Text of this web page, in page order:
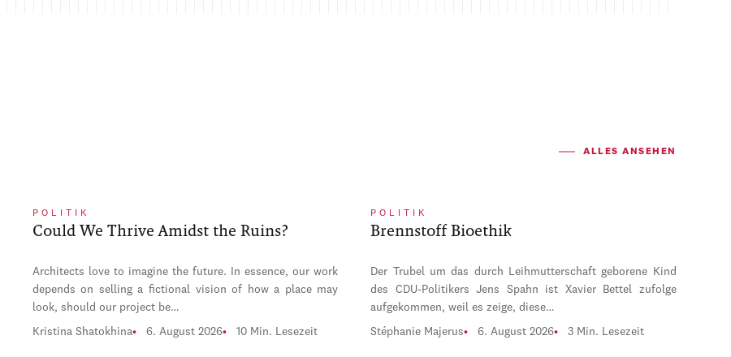
ALLES ANSEHEN
POLITIK
Could We Thrive Amidst the Ruins?
Architects love to imagine the future. In essence, our work
depends on selling a fictional vision of how a place may
look, should our project be…
Kristina Shatokhina 6. August 2026 10 Min. Lesezeit
POLITIK
Brennstoff Bioethik
Der Trubel um das durch Leihmutterschaft geborene Kind
des CDU-Politikers Jens Spahn ist Xavier Bettel zufolge
aufgekommen, weil es zeige, diese…
Stéphanie Majerus 6. August 2026 3 Min. Lesezeit